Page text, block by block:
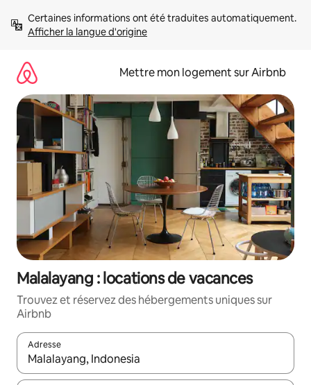
directement
Afficher la langue d'origine
Mettre mon logement sur Airbnb
Malalayang : locations de vacances
Trouvez et réservez des hébergements uniques sur
Airbnb
Adresse
Lorsque les résultats s'affichent, utilisez les flèches vers le